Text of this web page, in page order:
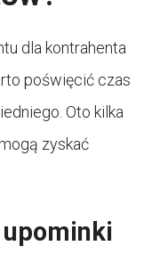
dla kontrahenta
poświęcić czas
Oto kilka
zyskać